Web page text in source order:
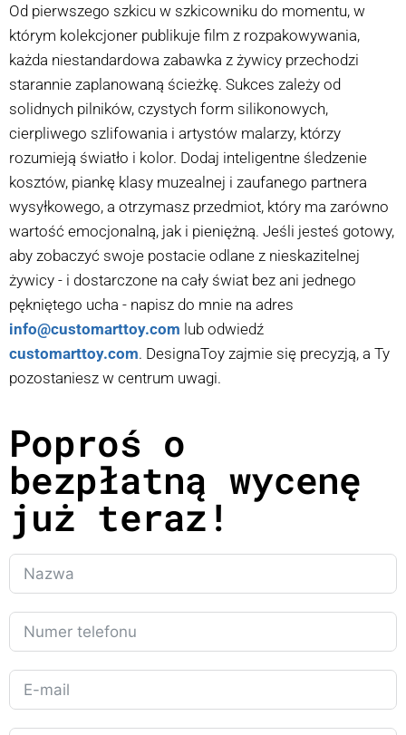
Od pierwszego szkicu w szkicowniku do momentu, w
którym kolekcjoner publikuje film z rozpakowywania,
każda niestandardowa zabawka z żywicy przechodzi
starannie zaplanowaną ścieżkę. Sukces zależy od
solidnych pilników, czystych form silikonowych,
cierpliwego szlifowania i artystów malarzy, którzy
rozumieją światło i kolor. Dodaj inteligentne śledzenie
kosztów, piankę klasy muzealnej i zaufanego partnera
wysyłkowego, a otrzymasz przedmiot, który ma zarówno
wartość emocjonalną, jak i pieniężną. Jeśli jesteś gotowy,
aby zobaczyć swoje postacie odlane z nieskazitelnej
żywicy - i dostarczone na cały świat bez ani jednego
pękniętego ucha - napisz do mnie na adres
info@customarttoy.com lub odwiedź
customarttoy.com. DesignaToy zajmie się precyzją, a Ty
pozostaniesz w centrum uwagi.
Poproś o
bezpłatną wycenę
już teraz!